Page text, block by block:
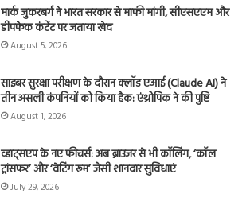
मार्क जुकरबर्ग ने भारत सरकार से माफी मांगी, सीएसएएम और
डीपफेक कंटेंट पर जताया खेद
August 5, 2026
साइबर सुरक्षा परीक्षण के दौरान क्लॉड एआई (Claude AI) ने
तीन असली कंपनियों को किया हैक: एंथ्रोपिक ने की पुष्टि
August 1, 2026
व्हाट्सएप के नए फीचर्स: अब ब्राउजर से भी कॉलिंग, ‘कॉल
ट्रांसफर’ और ‘वेटिंग रूम’ जैसी शानदार सुविधाएं
July 29, 2026